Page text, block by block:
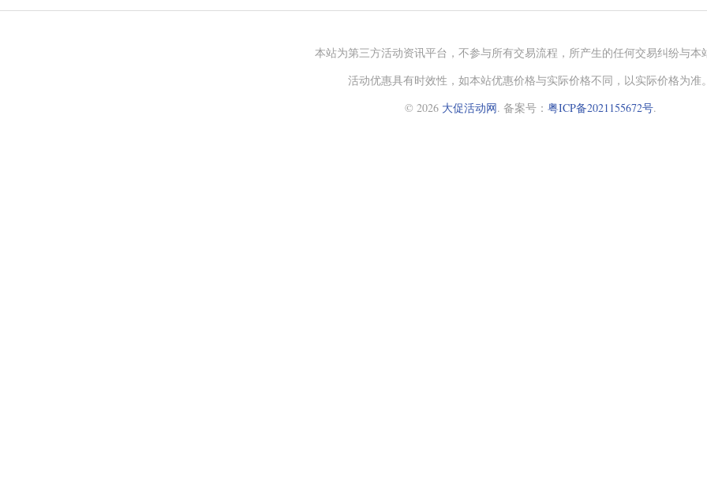
本站为第三方活动资讯平台，不参与所有交易流程，所产生的任何交易纠纷与本
活动优惠具有时效性，如本站优惠价格与实际价格不同，以实际价格为准。
© 2026 大促活动网. 备案号： 粤ICP备2021155672号.